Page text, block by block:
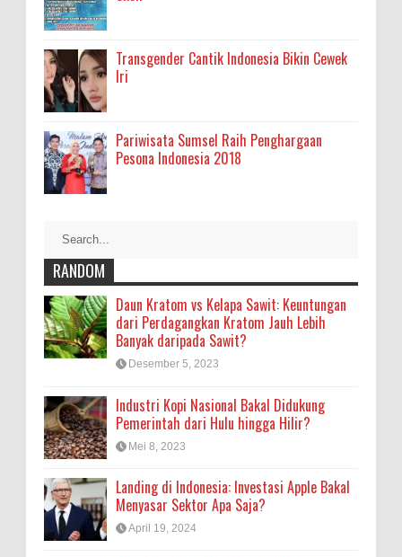
Transgender Cantik Indonesia Bikin Cewek
Iri
Pariwisata Sumsel Raih Penghargaan
Pesona Indonesia 2018
RANDOM
Daun Kratom vs Kelapa Sawit: Keuntungan
dari Perdagangkan Kratom Jauh Lebih
Banyak daripada Sawit?
Desember 5, 2023
Industri Kopi Nasional Bakal Didukung
Pemerintah dari Hulu hingga Hilir?
Mei 8, 2023
Landing di Indonesia: Investasi Apple Bakal
Menyasar Sektor Apa Saja?
April 19, 2024